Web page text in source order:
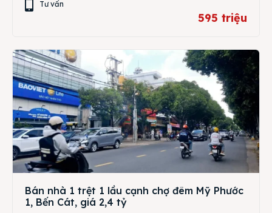
Tư vấn
595 triệu
Bán nhà 1 trệt 1 lầu cạnh chợ đêm Mỹ Phước
1, Bến Cát, giá 2,4 tỷ